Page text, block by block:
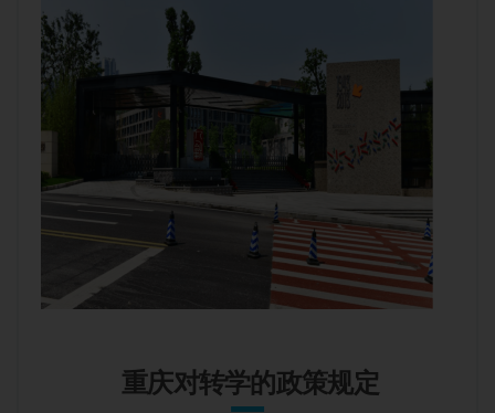
重庆对转学的政策规定